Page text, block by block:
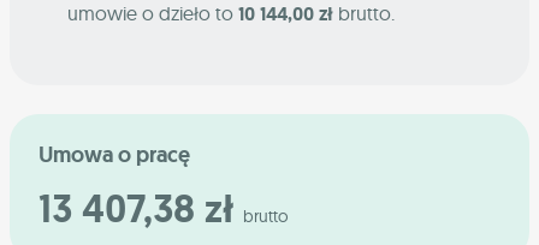
umowie o dzieło to 10 144,00 zł brutto.
Umowa o pracę
13 407,38 zł brutto